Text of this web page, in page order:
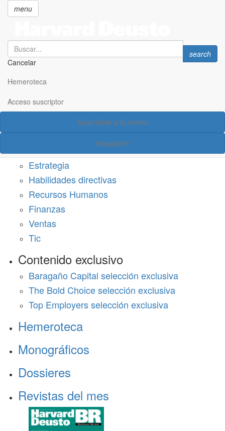
principal
menu
Search
Cancelar
Search
search
Hemeroteca
Acceso suscriptor
Suscríbete a la revista
Newsletter
Acceso suscriptor
Estrategia
Habilidades directivas
Recursos Humanos
Finanzas
Ventas
Tic
Contenido exclusivo
Baragaño Capital selección exclusiva
The Bold Choice selección exclusiva
Top Employers selección exclusiva
Hemeroteca
Monográficos
Dossieres
Revistas del mes